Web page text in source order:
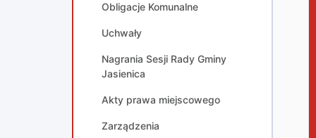
Obligacje Komunalne
Uchwały
Nagrania Sesji Rady Gminy
Jasienica
Akty prawa miejscowego
Zarządzenia